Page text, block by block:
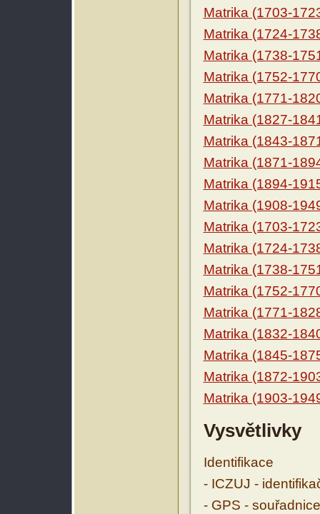
Matrika (1703-
Matrika (1724-
Matrika (1738-
Matrika (1752-
Matrika (1771-
Matrika (1827-
Matrika (1843-
Matrika (1871-
Matrika (1894-
Matrika (1908-
Matrika (1703-
Matrika (1724-
Matrika (1738-
Matrika (1752-
Matrika (1771-
Matrika (1832-
Matrika (1845-
Matrika (1872-
Matrika (1903-
Vysvětlivky
Identifikace
- ICZUJ -
- GPS -